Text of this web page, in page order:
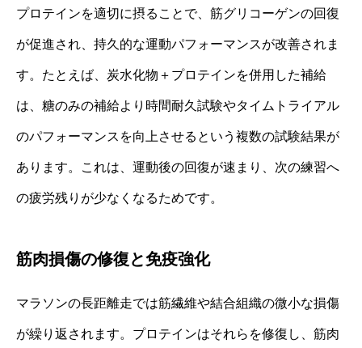
プロテインを適切に摂ることで、筋グリコーゲンの回復
が促進され、持久的な運動パフォーマンスが改善されま
す。たとえば、炭水化物＋プロテインを併用した補給
は、糖のみの補給より時間耐久試験やタイムトライアル
のパフォーマンスを向上させるという複数の試験結果が
あります。これは、運動後の回復が速まり、次の練習へ
の疲労残りが少なくなるためです。
筋肉損傷の修復と免疫強化
マラソンの長距離走では筋繊維や結合組織の微小な損傷
が繰り返されます。プロテインはそれらを修復し、筋肉